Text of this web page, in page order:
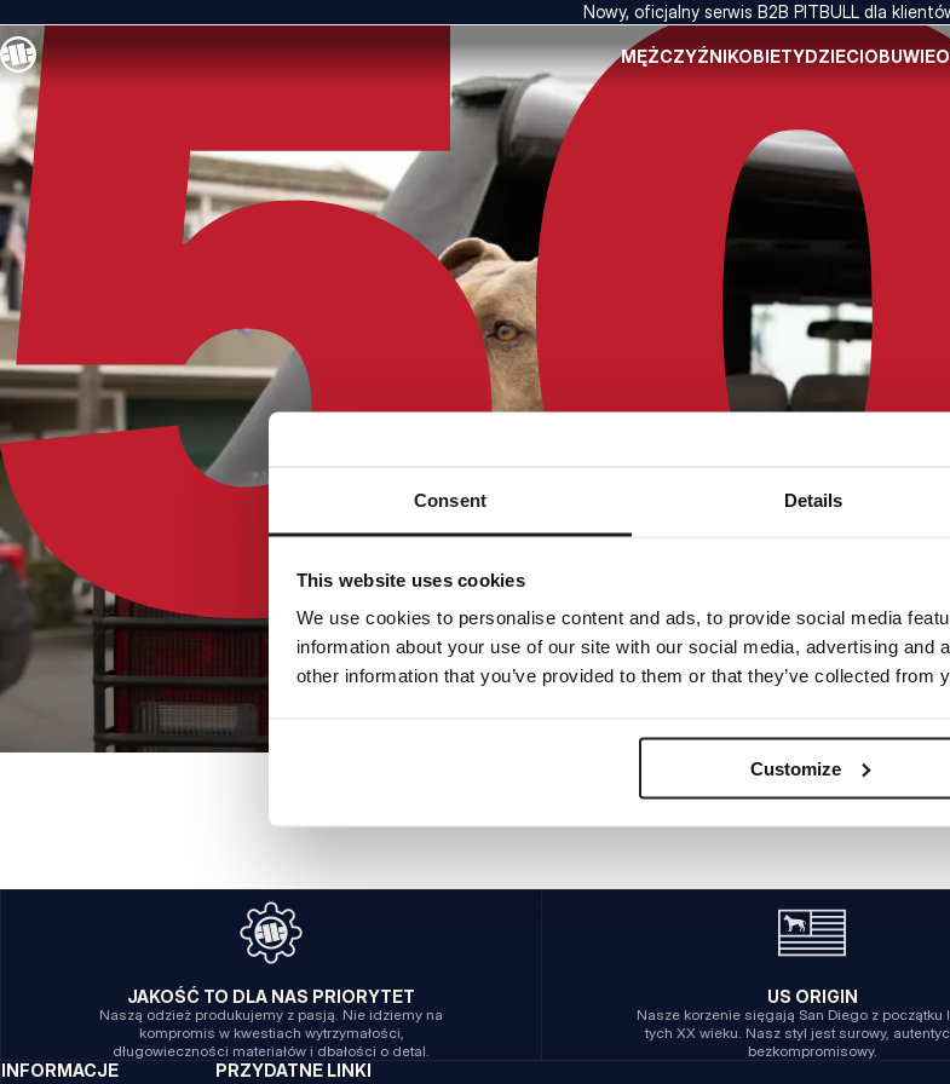
Consent Details
This website uses cookies
We use cookies to personalise content and ads, to provide social media
information about your use of our site with our social media, advertising and
other information that you’ve provided to them or that they’ve collected from
Customize
Nowy, oficjalny serwis B2B PITBULL dla
MĘŻCZYŹNIKOBIETYDZIECIOBUWIE
WEWNĘTRZNY BŁĄD
POWRÓT NA STRONĘ GŁÓWNĄ
JAKOŚĆ TO DLA NAS PRIORYTET
Naszą odzież produkujemy z pasją. Nie idziemy na
kompromis w kwestiach wytrzymałości,
długowieczności materiałów i dbałości o detal.
US ORIGIN
Nasze korzenie sięgają San Diego z początku
tych XX wieku. Nasz styl jest surowy,
bezkompromisowy.
INFORMACJE
PRZYDATNE LINKI